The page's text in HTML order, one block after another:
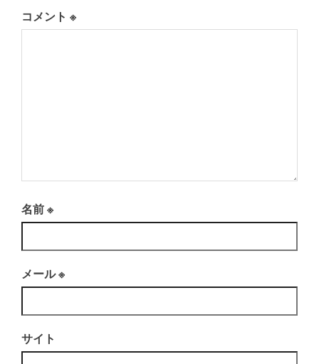
コメント ※
名前※
メール※
サイト